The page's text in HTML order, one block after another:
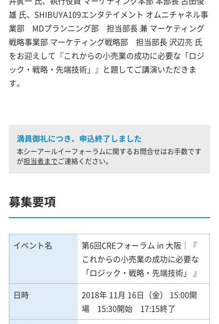
雄 氏、SHIBUYA109エンタテイメント オムニチャネル事
業部 MDプランニング部 担当部長 兼 マーケティング
戦略事業部 マーケティング戦略部 担当部長 沢辺亮 氏
をお迎えして『これからの小売業の成功に必要な「ロジ
ック・戦略・先端技術」』と題してご講演いただきま
す。
満員御礼につき、申込終了しました
本シーアールイーフォーラムに関するお問合せはお手数です
が担当者までご連絡ください。
募集要項
イベント名
第6回CREフォーラム in 大阪｜『
これからの小売業の成功に必要な
「ロジック・戦略・先端技術」 』
日時
2018年 11月 16日（金） 15:00開
場 15:30開始 17:15終了